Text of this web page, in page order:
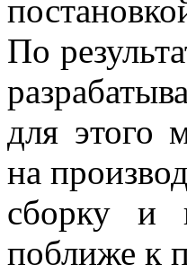
По
для этого
на
сборку и
поближе к